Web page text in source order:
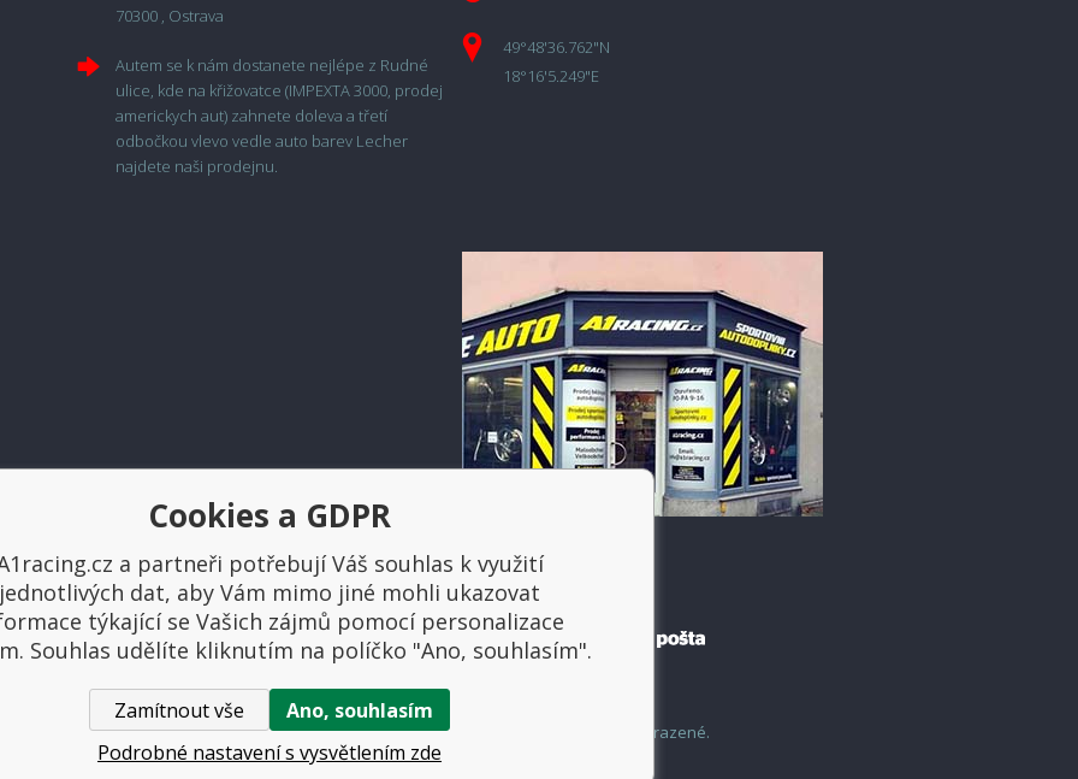
70300 , Ostrava
Autem se k nám dostanete nejlépe z Rudné
ulice, kde na křižovatce (IMPEXTA 3000, prodej
americkych aut) zahnete doleva a třetí
odbočkou vlevo vedle auto barev Lecher
najdete naši prodejnu.
49°48'36.762"N
18°16'5.249"E
Platba a doprava
- Tuning shop, sportovní autodoplňky, tuning auta. Všechny práva vyhrazené.
Tvorba a pronájem eshopůBINARGON.cz
Cookies a GDPR
a partneři potřebují Váš souhlas k využití
jednotlivých dat, aby Vám mimo jiné mohli ukazovat
týkající se Vašich zájmů pomocí personalizace
Souhlas udělíte kliknutím na políčko "Ano, souhlasím".
Zamítnout vše
Ano, souhlasím
Podrobné nastavení s vysvětlením zde